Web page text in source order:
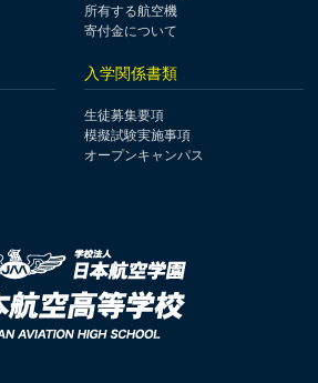
所有する航空機
寄付金について
入学関係書類
生徒募集要項
模擬試験実施事項
オープンキャンパス